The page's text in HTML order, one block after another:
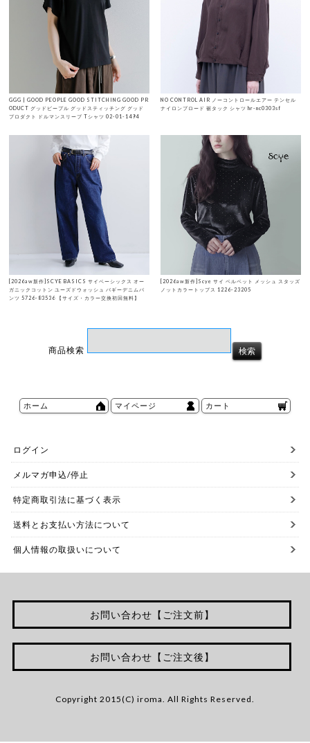
GGG | GOOD PEOPLE GOOD STITCHING GOOD PR
ODUCT グッドピープル グッドスティッチング グッド
プロダクト ドルマンスリーブ Tシャツ 02-01-1494
NO CONTROL AIR ノーコントロールエアー テンセル
ナイロンブロード 裾タック シャツ hr-nc0303sf
[2026aw新作]SCYE BASICS サイベーシックス オー
ガニックコットン ユーズドウォッシュ バギーデニムパ
ンツ 5726-83536 【サイズ・カラー交換初回無料】
[2026aw新作]Scye サイ ベルベット メッシュ スタッズ
ノットカラートップス 1226-23205
商品検索
ホーム マイページ カート
ログイン
メルマガ申込/停止
特定商取引法に基づく表示
送料とお支払い方法について
個人情報の取扱いについて
お問い合わせ【ご注文前】
お問い合わせ【ご注文後】
Copyright 2015(C) iroma. All Rights Reserved.